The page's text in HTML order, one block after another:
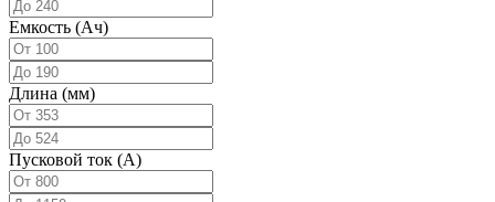
Емкость (Ач)
Длина (мм)
Пусковой ток (А)